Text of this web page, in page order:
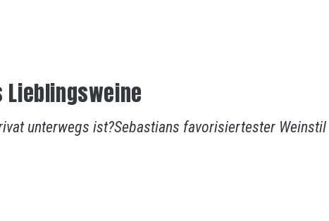
Lieblingsweine
unterwegs ist?Sebastians favorisiertester Weinstil